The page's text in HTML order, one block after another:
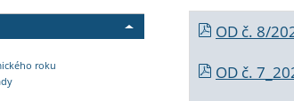
roku
OD č. 8/
OD č.